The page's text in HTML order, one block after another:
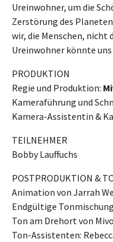
Ureinwohner, um die
Zerstörung des
wir, die Menschen, nicht
Ureinwohner könnte
PRODUKTION
Regie und Produktion:
Kameraführung und
Kamera-Assistentin &
TEILNEHMER
Bobby Lauffuchs
POSTPRODUKTION &
Animation von Jarrah
Endgültige
Ton am Drehort von
Ton-Assistenten: